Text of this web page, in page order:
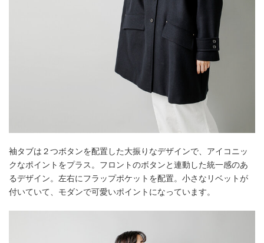
袖タブは２つボタンを配置した大振りなデザインで、アイコニッ
クなポイントをプラス。フロントのボタンと連動した統一感のあ
るデザイン。左右にフラップポケットを配置。小さなリベットが
付いていて、モダンで可愛いポイントになっています。